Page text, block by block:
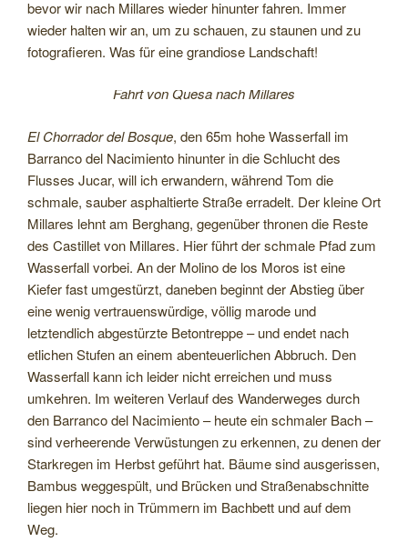
bevor wir nach Millares wieder hinunter fahren. Immer
wieder halten wir an, um zu schauen, zu staunen und zu
fotografieren. Was für eine grandiose Landschaft!
Fahrt von Quesa nach Millares
El Chorrador del Bosque, den 65m hohe Wasserfall im
Barranco del Nacimiento hinunter in die Schlucht des
Flusses Jucar, will ich erwandern, während Tom die
schmale, sauber asphaltierte Straße erradelt. Der kleine Ort
Millares lehnt am Berghang, gegenüber thronen die Reste
des Castillet von Millares. Hier führt der schmale Pfad zum
Wasserfall vorbei. An der Molino de los Moros ist eine
Kiefer fast umgestürzt, daneben beginnt der Abstieg über
eine wenig vertrauenswürdige, völlig marode und
letztendlich abgestürzte Betontreppe – und endet nach
etlichen Stufen an einem abenteuerlichen Abbruch. Den
Wasserfall kann ich leider nicht erreichen und muss
umkehren. Im weiteren Verlauf des Wanderweges durch
den Barranco del Nacimiento – heute ein schmaler Bach –
sind verheerende Verwüstungen zu erkennen, zu denen der
Starkregen im Herbst geführt hat. Bäume sind ausgerissen,
Bambus weggespült, und Brücken und Straßenabschnitte
liegen hier noch in Trümmern im Bachbett und auf dem
Weg.